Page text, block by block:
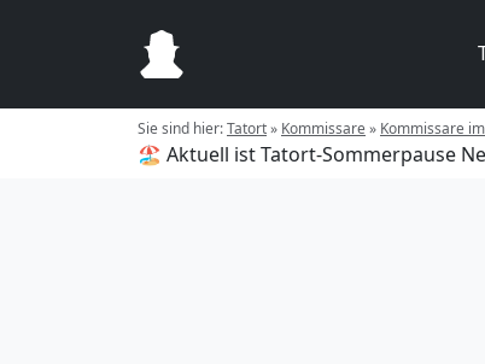
Sie sind hier:Tatort» Kommissare» Kommissare
🏖️ Aktuell ist Tatort-Sommerpause